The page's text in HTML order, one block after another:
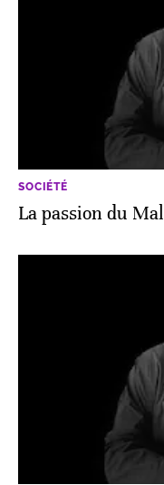
SOCIÉTÉ
La passion du Mal